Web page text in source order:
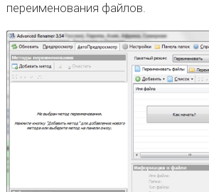
переименования файлов.